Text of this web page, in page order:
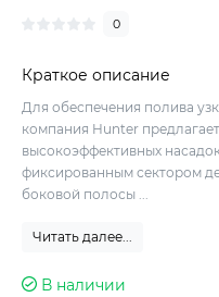
0
Краткое описание
Для обеспечения полива
компания Hunter
высокоэффективных
фиксированным сектором
боковой полосы ...
Читать далее...
В наличии